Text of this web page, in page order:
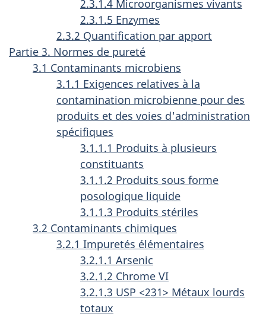
2.3.1.4 Microorganismes vivants
2.3.1.5 Enzymes
2.3.2 Quantification par apport
Partie 3. Normes de pureté
3.1 Contaminants microbiens
3.1.1 Exigences relatives à la
contamination microbienne pour des
produits et des voies d'administration
spécifiques
3.1.1.1 Produits à plusieurs
constituants
3.1.1.2 Produits sous forme
posologique liquide
3.1.1.3 Produits stériles
3.2 Contaminants chimiques
3.2.1 Impuretés élémentaires
3.2.1.1 Arsenic
3.2.1.2 Chrome VI
3.2.1.3 USP <231> Métaux lourds
totaux